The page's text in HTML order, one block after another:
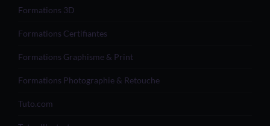
Formations 3D
Formations Certifiantes
Formations Graphisme & Print
Formations Photographie & Retouche
Tuto.com